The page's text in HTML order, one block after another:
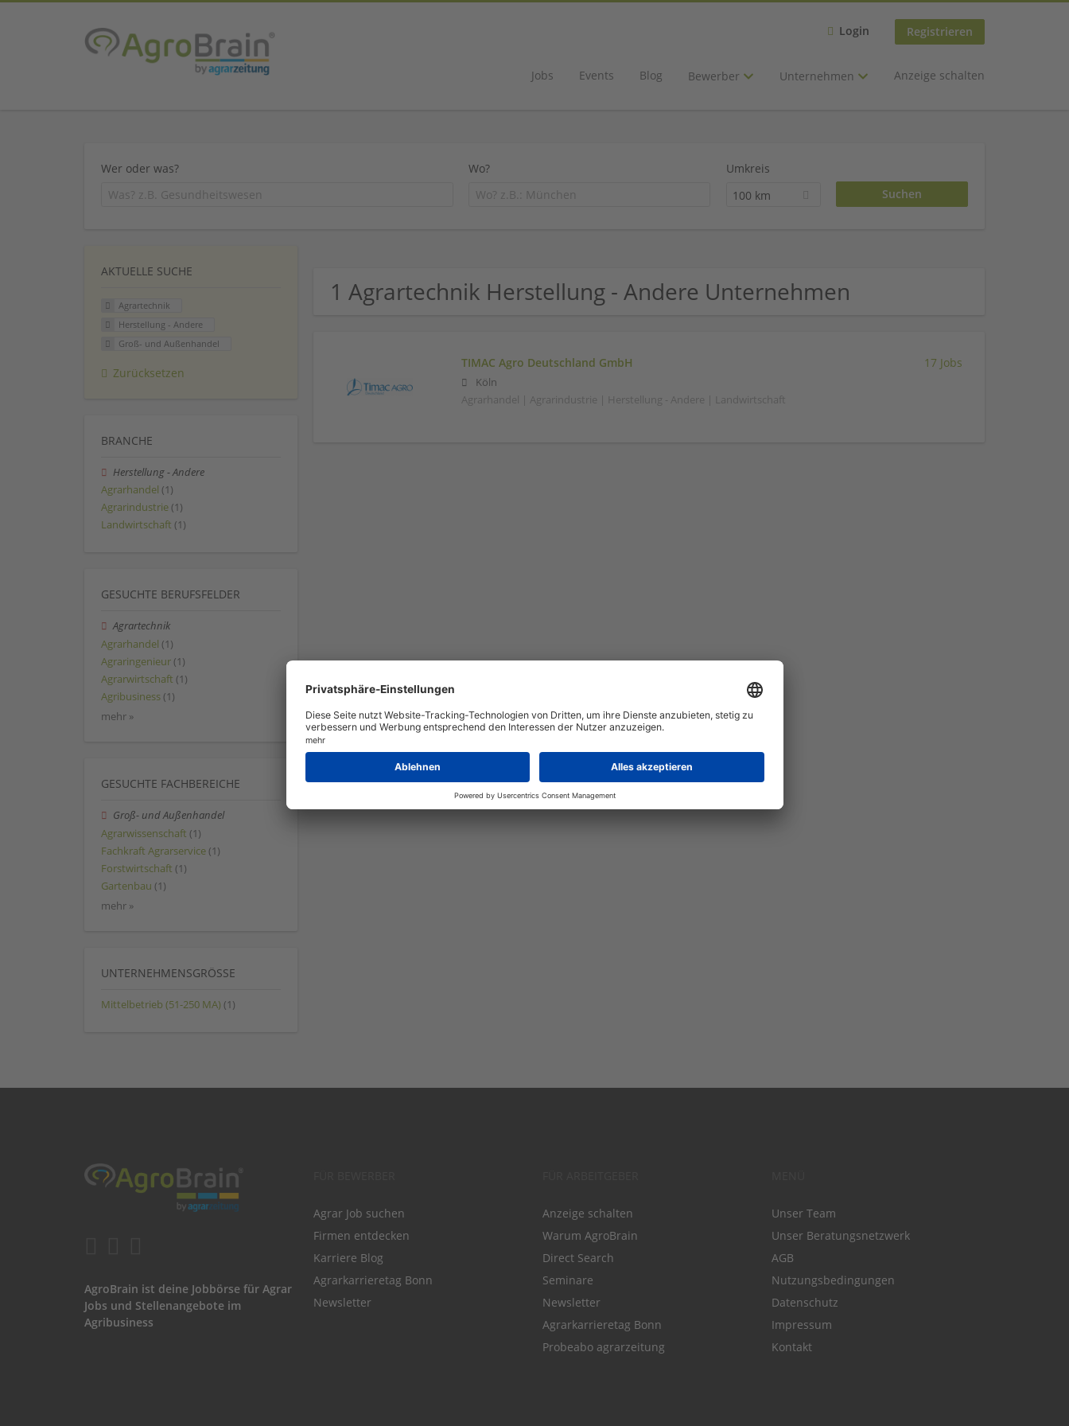
Login Registrieren
Jobs Events Blog Bewerber Unternehmen Anzeige schalten
Wer oder was? Wo?
Umkreis
100 km
1 Agrartechnik Herstellung - Andere Unternehmen
TIMAC Agro Deutschland GmbH
Köln
Agrarhandel | Agrarindustrie | Herstellung - Andere | Landwirtschaft
17 Jobs
AKTUELLE SUCHE
Agrartechnik
Herstellung - Andere
Groß- und Außenhandel
Zurücksetzen
BRANCHE
Herstellung - Andere
Agrarhandel (1)
Agrarindustrie (1)
Landwirtschaft (1)
GESUCHTE BERUFSFELDER
Agrartechnik
Agrarhandel (1)
Agraringenieur (1)
Agrarwirtschaft (1)
Agribusiness (1)
mehr »
GESUCHTE FACHBEREICHE
Groß- und Außenhandel
Agrarwissenschaft (1)
Fachkraft Agrarservice (1)
Forstwirtschaft (1)
Gartenbau (1)
mehr »
UNTERNEHMENSGRÖSSE
Mittelbetrieb (51-250 MA) (1)
AgroBrain ist deine Jobbörse für Agrar
Jobs und Stellenangebote im
Agribusiness
Agrar Job suchen
Firmen entdecken
Karriere Blog
Agrarkarrieretag Bonn
Newsletter
Anzeige schalten
Warum AgroBrain
Direct Search
Seminare
Newsletter
Agrarkarrieretag Bonn
Probeabo agrarzeitung
Unser Team
Unser Beratungsnetzwerk
AGB
Nutzungsbedingungen
Datenschutz
Impressum
Kontakt